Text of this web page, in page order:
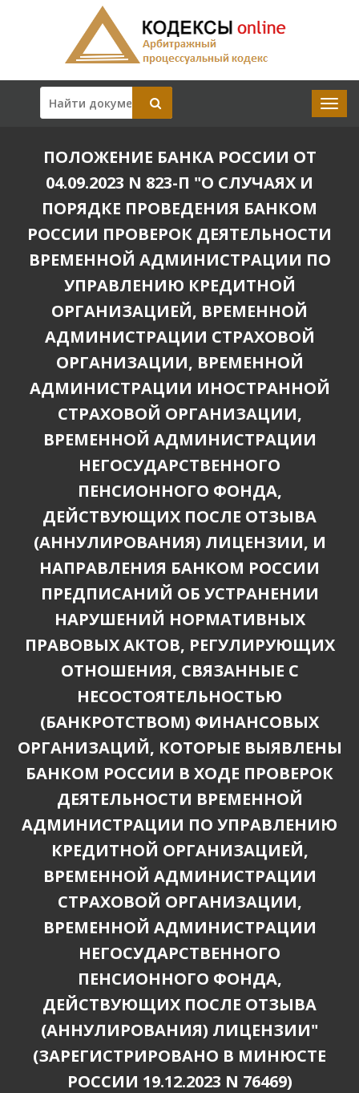
ПОЛОЖЕНИЕ БАНКА РОССИИ ОТ
04.09.2023 N 823-П "О СЛУЧАЯХ И
ПОРЯДКЕ ПРОВЕДЕНИЯ БАНКОМ
РОССИИ ПРОВЕРОК ДЕЯТЕЛЬНОСТИ
ВРЕМЕННОЙ АДМИНИСТРАЦИИ ПО
УПРАВЛЕНИЮ КРЕДИТНОЙ
ОРГАНИЗАЦИЕЙ, ВРЕМЕННОЙ
АДМИНИСТРАЦИИ СТРАХОВОЙ
ОРГАНИЗАЦИИ, ВРЕМЕННОЙ
АДМИНИСТРАЦИИ ИНОСТРАННОЙ
СТРАХОВОЙ ОРГАНИЗАЦИИ,
ВРЕМЕННОЙ АДМИНИСТРАЦИИ
НЕГОСУДАРСТВЕННОГО
ПЕНСИОННОГО ФОНДА,
ДЕЙСТВУЮЩИХ ПОСЛЕ ОТЗЫВА
(АННУЛИРОВАНИЯ) ЛИЦЕНЗИИ, И
НАПРАВЛЕНИЯ БАНКОМ РОССИИ
ПРЕДПИСАНИЙ ОБ УСТРАНЕНИИ
НАРУШЕНИЙ НОРМАТИВНЫХ
ПРАВОВЫХ АКТОВ, РЕГУЛИРУЮЩИХ
ОТНОШЕНИЯ, СВЯЗАННЫЕ С
НЕСОСТОЯТЕЛЬНОСТЬЮ
(БАНКРОТСТВОМ) ФИНАНСОВЫХ
ОРГАНИЗАЦИЙ, КОТОРЫЕ ВЫЯВЛЕНЫ
БАНКОМ РОССИИ В ХОДЕ ПРОВЕРОК
ДЕЯТЕЛЬНОСТИ ВРЕМЕННОЙ
АДМИНИСТРАЦИИ ПО УПРАВЛЕНИЮ
КРЕДИТНОЙ ОРГАНИЗАЦИЕЙ,
ВРЕМЕННОЙ АДМИНИСТРАЦИИ
СТРАХОВОЙ ОРГАНИЗАЦИИ,
ВРЕМЕННОЙ АДМИНИСТРАЦИИ
НЕГОСУДАРСТВЕННОГО
ПЕНСИОННОГО ФОНДА,
ДЕЙСТВУЮЩИХ ПОСЛЕ ОТЗЫВА
(АННУЛИРОВАНИЯ) ЛИЦЕНЗИИ"
(ЗАРЕГИСТРИРОВАНО В МИНЮСТЕ
РОССИИ 19.12.2023 N 76469)